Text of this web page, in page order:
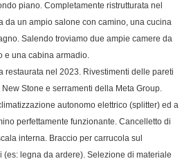
piano. Completamente ristrutturata nel
da un ampio salone con camino, una cucina
Salendo troviamo due ampie camere da
e una cabina armadio.
restaurata nel 2023. Rivestimenti delle pareti
Stone e serramenti della Meta Group.
autonomo elettrico (splitter) ed a
perfettamente funzionante. Cancelletto di
interna. Braccio per carrucola sul
legna da ardere). Selezione di materiale